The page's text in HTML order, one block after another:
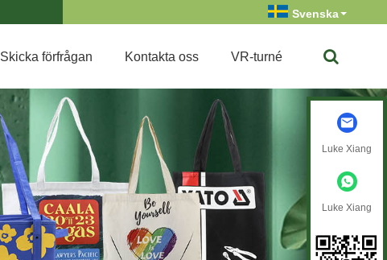
Svenska
Skicka förfrågan Kontakta oss VR-turné
Luke Xiang
Luke Xiang